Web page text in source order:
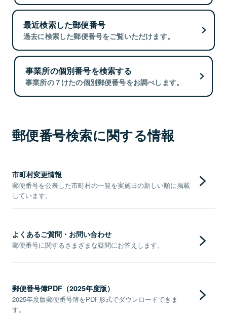
最近検索した郵便番号
過去に検索した郵便番号をご覧いただけます。
事業所の個別番号を検索する
事業所の７けたの個別郵便番号をお調べします。
郵便番号検索に関する情報
市町村変更情報
郵便番号を公表した市町村の一覧を実施日の新しい順に掲載
しています。
よくあるご質問・お問い合わせ
郵便番号に関するさまざまな疑問にお答えします。
郵便番号簿PDF（2025年度版）
2025年度版郵便番号簿をPDF形式でダウンロードできま
す。